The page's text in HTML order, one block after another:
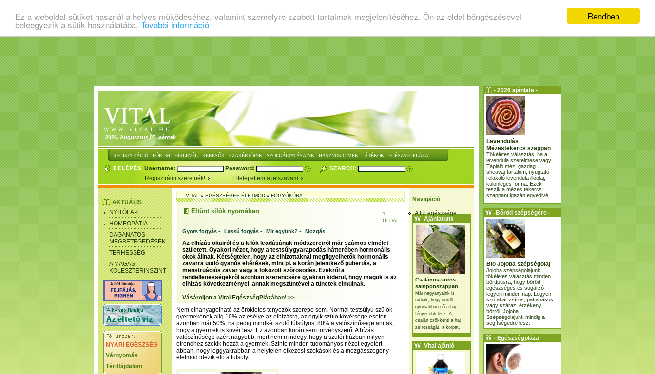
Rendben
Ez a weboldal sütiket használ a helyes működéséhez, valamint személyre szabott tartalmak megjelenítéséhez. Ön az oldal böngészésével
beleegyezik a sütik használatába. További információ
2026. Augusztus 07. péntek
REGISZTRÁCIÓ : FÓRUM : HÍRLEVÉL : KERESŐK : SZAKÉRTŐINK : SZOLGÁLTATÁSAINK : HASZNOS CÍMEK : JÁTÉKOK : EGÉSZSÉGPLÁZA
Username: Password:
SEARCH:
Regisztrálni szeretnék!
Elfelejtettem a jelszavam
Navigáció
A fül egészsége
Ajánlatunk
Csalános-sörös
samponszappan
Már nagyanyáink is
tudták, hogy sörtől
gyorsabban nő a haj,
fényesebb lesz. A
csalán csökkenti a haj
zsírosságát, a korpát.
Vital ajánló
AKTUÁLIS
NYITÓLAP
HOMEOPÁTIA
DAGANATOS
MEGBETEGEDÉSEK
TERHESSÉG
A MAGAS
KOLESZTERINSZINT
NYÁRI EGÉSZSÉG
Vérnyomás
Térdfájdalom
VITAL»EGÉSZSÉGES ÉLETMÓD»FOGYÓKÚRA
Eltűnt kilók nyomában
1 .
OLDAL
Gyors fogyás - Lassú fogyás - Mit együnk? - Mozgás
Az elhízás okairól és a kilók leadásának módszereiről már számos elmélet
született. Gyakori nézet, hogy a testsúlygyarapodás hátterében hormonális
okok állnak. Kétségtelen, hogy az elhízottaknál megfigyelhetők hormonális
zavarra utaló gyanús eltérések, mint pl. a korán jelentkező pubertás, a
menstruációs zavar vagy a fokozott szőrösödés. Ezekről a
rendellenességekről azonban szerencsére gyakran kiderül, hogy maguk is az
elhízás következményei, annak megszűntével a tünetek elmúlnak.
Vásároljon a Vital EgészségPlázában! >>
Nem elhanyagolható az örökletes tényezők szerepe sem. Normál testsúlyú szülők
gyermekének alig 10% az esélye az elhízásra, az egyik szülő kövérsége esetén
azonban már 50%, ha pedig mindkét szülő túlsúlyos, 80% a valószínűsége annak,
hogy a gyermek is kövér lesz. Ez azonban korántsem törvényszerű. A hízás
valószínűsége azért nagyobb, mert nem mindegy, hogy a szülői házban milyen
étrendhez szokik hozzá a gyermek. Szinte minden tudományos nézet egyetért
abban, hogy leggyakrabban a helytelen étkezési szokások és a mozgásszegény
életmód idézik elő a túlsúlyt.
- 2026 ajánlata -
Levendulás
Mézestekercs szappan
Tökéletes választás, ha a
levendula szerelmese vagy.
Tápláló méz, gazdag
sheavaj-tartalom, nyugtató,
relaxáló levendula illóolaj,
különleges forma. Ezek
teszik a mézes tekercs
szappant igazán egyedivé.
-Bőröd szépségére-
Bio Jojoba szépségolaj
Jojoba szépségolajunk
tökéletes választás minden
bőrtípusra, hogy bőröd
egészséges és sugárzó
legyen minden nap. Legyen
szó akár zsíros, pattanásos
vagy száraz, érzékeny
bőrről, Jojoba
Szépségolajunk mindig a
segítségedre lesz.
- Egészségpláza
ajánlatunk -